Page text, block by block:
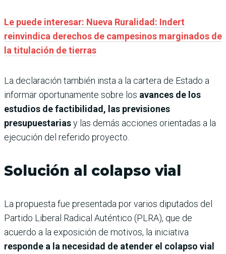
Le puede interesar: Nueva Ruralidad: Indert
reinvindica derechos de campesinos marginados de
la titulación de tierras
La declaración también insta a la cartera de Estado a
informar oportunamente sobre los avances de los
estudios de factibilidad, las previsiones
presupuestariasy las demás acciones orientadas a la
ejecución del referido proyecto.
Solución al colapso vial
La propuesta fue presentada por varios diputados del
Partido Liberal Radical Auténtico (PLRA), que de
acuerdo a la exposición de motivos, la iniciativa
responde a la necesidad de atender el colapso vial